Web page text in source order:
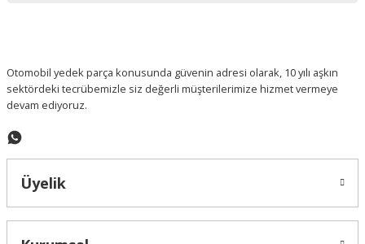
Otomobil yedek parça konusunda güvenin adresi olarak, 10 yılı aşkın
sektördeki tecrübemizle siz değerli müşterilerimize hizmet vermeye
devam ediyoruz.
Üyelik